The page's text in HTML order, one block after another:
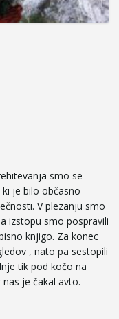
smo se
je bilo občasno
V plezanju smo
izstopu smo pospravili
knjigo. Za konec
, nato pa sestopili
tik pod kočo na
je čakal avto.